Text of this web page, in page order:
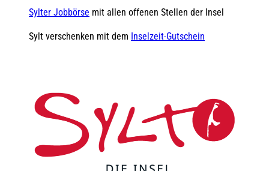
Sylter Jobbörse mit allen offenen Stellen der Insel
Sylt verschenken mit dem Inselzeit-Gutschein